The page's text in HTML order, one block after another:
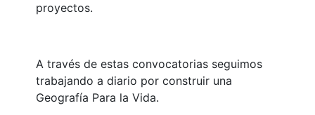
proyectos.
A través de estas convocatorias seguimos
trabajando a diario por construir una
Geografía Para la Vida.